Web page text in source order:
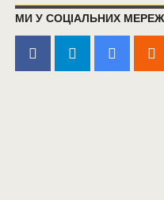
МИ У СОЦІАЛЬНИХ